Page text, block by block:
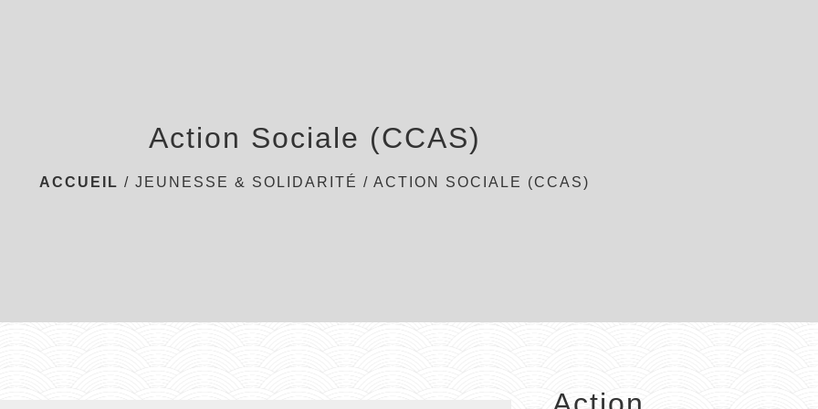
Action Sociale (CCAS)
ACCUEIL /JEUNESSE & SOLIDARITÉ /ACTION SOCIALE (CCAS)